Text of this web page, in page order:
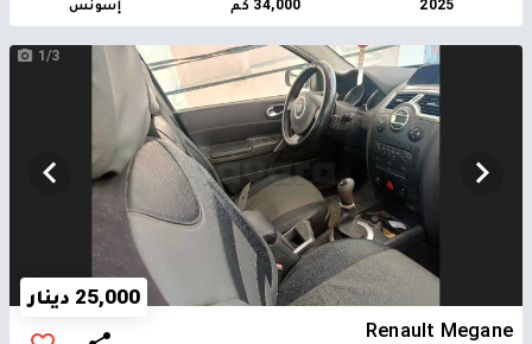
mois ➖ 1.5 Essence 10 cv ➖ BOITE AUTO ➖ 34.000km ( entretient
maison MG ) ➖ Model 2025 🔝 Fulls options : ➖ Sellerie CUIR ➖ Full Led
- Bixenon ➖ Vitres teintées ➖ Park Pilot et caméra 360 ➖ Grand Écran
tactile/ Bluetooth ➖ Climatronic multizone ➖ Volant cuir multifonctions
➖ Rétroviseurs électriques, Rabattables ➖ Régulateur / limiteur de
vitesse ➖ Lumières d ambiance ➖ Double toit ouvrant panoramique ➖
Accès main libre clés intelligente ➖ Démarrage à distance ➖ Jantes 19
➡️ Voiture neuve neuve intérieur encore plastifiè ☎ 28 836 446 ☎️ 📍
Visible à la Marsa #one #mg #TU #Tunis #Tunisie #vente #voiture
#voiture #Luxe
2025 34,000 كم إسونس
1/3
25,000 دينار
Renault Megane